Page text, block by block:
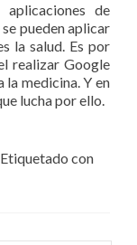
de
pueden aplicar
la salud. Es por
realizar Google
la medicina. Y en
lucha por ello.
Etiquetado con